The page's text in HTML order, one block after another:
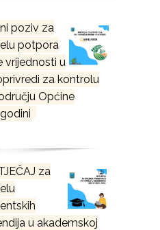
poziv za
potpora
vrijednosti u
za kontrolu
Općine
za
u akademskoj